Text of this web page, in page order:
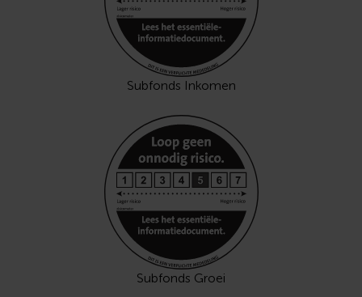
Subfonds Inkomen
Subfonds Groei